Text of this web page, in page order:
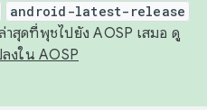
android-latest-release
าสุดที่พุชไปยัง AOSP เสมอ ดู
งใน AOSP